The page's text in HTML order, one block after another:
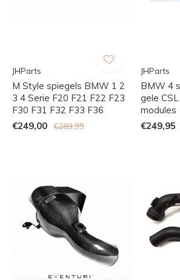
JHParts
M Style spiegels BMW 1 2
3 4 Serie F20 F21 F22 F23
F30 F31 F32 F33 F36
€249,00
€289,95
JHParts
BMW 4
gele
modules
€249,95